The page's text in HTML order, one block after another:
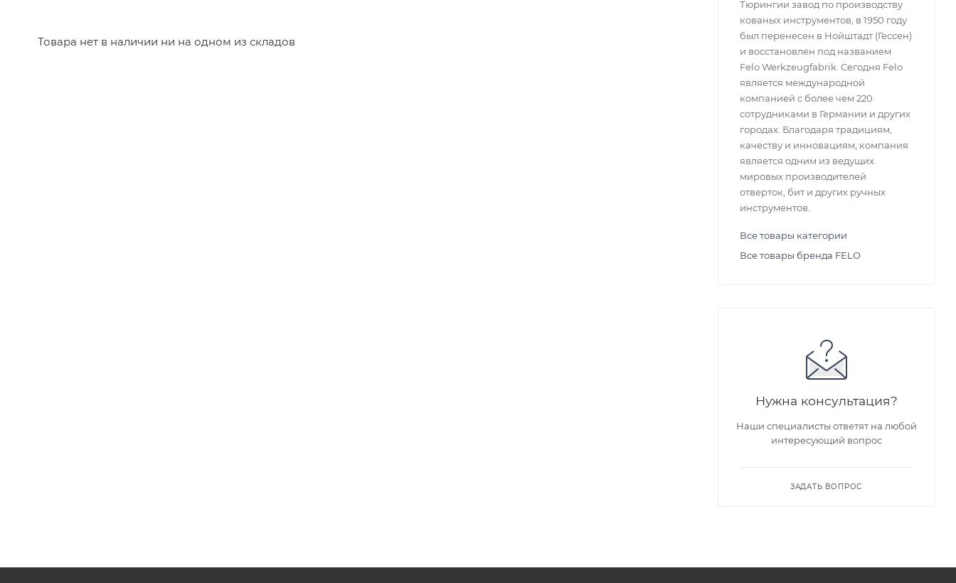
Товара нет в наличии ни на одном из складов
Тюрингии завод по производству
кованых инструментов, в 1950 году
был перенесен в Нойштадт (Гессен)
и восстановлен ​​под названием
Felo Werkzeugfabrik. Сегодня Felo
является международной
компанией с более чем 220
сотрудниками в Германии и других
городах. Благодаря традициям,
качеству и инновациям, компания
является одним из ведущих
мировых производителей
отверток, бит и других ручных
инструментов.
Все товары категории
Все товары бренда FELO
Нужна консультация?
Наши специалисты ответят на любой
интересующий вопрос
ЗАДАТЬ ВОПРОС